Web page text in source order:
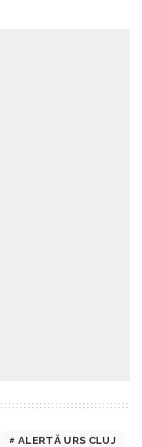
ALERTĂ URS CLUJ